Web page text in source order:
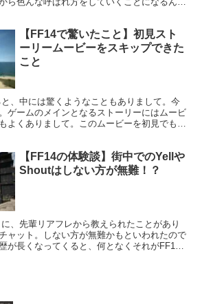
【FF14で驚いたこと】初見スト
ーリームービーをスキップできた
こと
、中には驚くようなこともありまして。今
ゲームのメインとなるストーリーにはムービ
よくありまして。このムービーを初見でもス
【FF14の体験談】街中でのYellや
Shoutはしない方が無難！？
、先輩リアフレから教えられたことがあり
ャット。しない方が無難かもといわれたので
が長くなってくると、何となくそれがFF14